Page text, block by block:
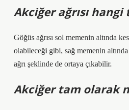
Akciğer ağrısı
Göğüs ağrısı sol memenin altında
olabileceği gibi, sağ memenin
ağrı şeklinde de ortaya çıkabilir.
Akciğer tam olarak